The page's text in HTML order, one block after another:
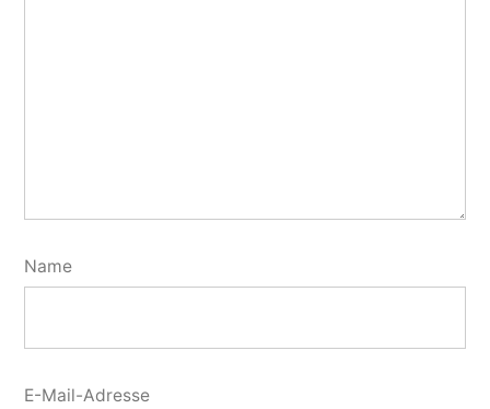
Name
E-Mail-Adresse